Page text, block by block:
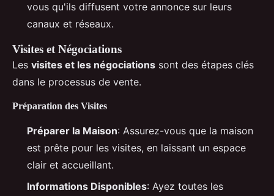
vous qu'ils diffusent votre annonce sur leurs
canaux et réseaux.
Visites et Négociations
Les visites et les négociations sont des étapes clés
dans le processus de vente.
Préparation des Visites
Préparer la Maison: Assurez-vous que la maison
est prête pour les visites, en laissant un espace
clair et accueillant.
Informations Disponibles: Ayez toutes les